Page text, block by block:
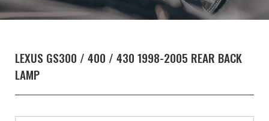
LEXUS GS300 / 400 / 430 1998-2005 REAR BACK
LAMP